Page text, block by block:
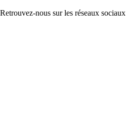
Retrouvez-nous sur les réseaux sociaux